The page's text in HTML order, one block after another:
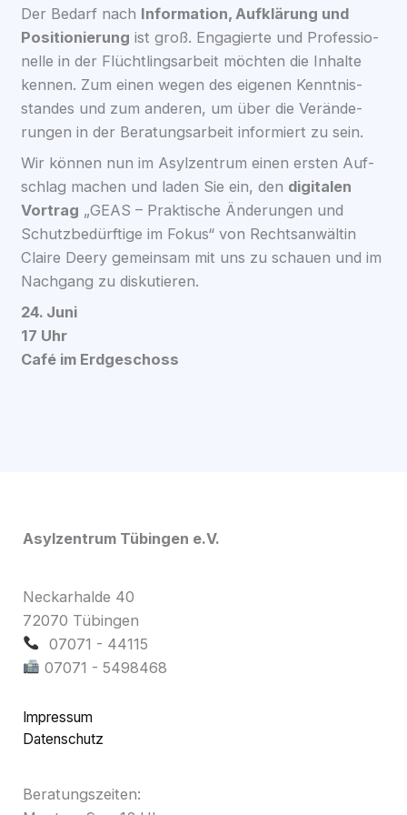
Der Bedarf nach Infor­ma­ti­on, Auf­klä­rung und
Posi­tio­nie­rung ist groß. Enga­gier­te und Pro­fes­sio­
nel­le in der Flücht­lings­ar­beit möch­ten die Inhal­te
ken­nen. Zum einen wegen des eige­nen Kennt­nis­
stan­des und zum ande­ren, um über die Ver­än­de­
run­gen in der Bera­tungs­ar­beit infor­miert zu sein.
Wir kön­nen nun im Asyl­zen­trum einen ers­ten Auf­
schlag machen und laden Sie ein, den digi­ta­len
Vor­trag „GEAS – Prak­ti­sche Ände­run­gen und
Schutz­be­dürf­ti­ge im Fokus“ von Rechts­an­wäl­tin
Clai­re Deery gemein­sam mit uns zu schau­en und im
Nach­gang zu dis­ku­tie­ren.
24. Juni
17 Uhr
Café im Erd­ge­schoss
Asylzentrum Tübingen e.V.
Neckarhalde 40
72070 Tübingen
07071 - 44115
07071 - 5498468
Impressum
Datenschutz
Beratungszeiten: